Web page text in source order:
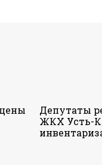
Депутаты
ЖКХ Усть-